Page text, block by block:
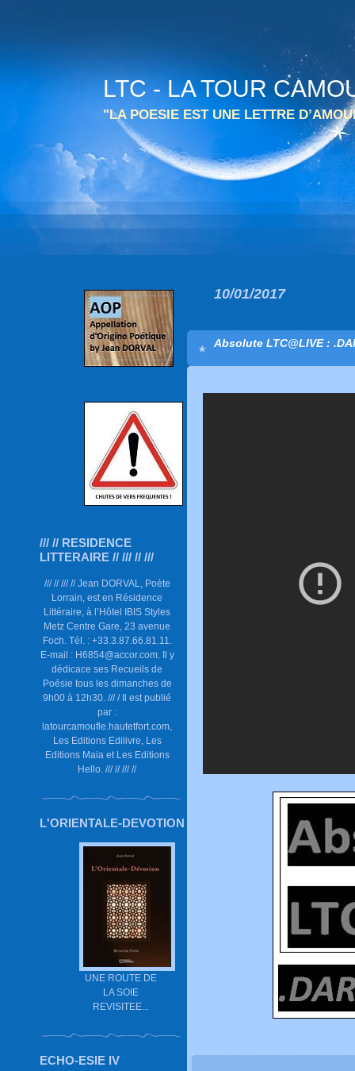
LTC - LA TOUR
"LA POESIE EST UNE LETTRE
/// // RESIDENCE
LITTERAIRE // /// // ///
/// // /// // Jean DORVAL, Poète
Lorrain, est en Résidence
Littéraire, à l’Hôtel IBIS Styles
Metz Centre Gare, 23 avenue
Foch. Tél. : +33.3.87.66.81.11.
E-mail : H6854@accor.com. Il y
dédicace ses Recueils de
Poésie tous les dimanches de
9h00 à 12h30. /// / Il est publié
par :
latourcamoufle.hautetfort.com,
Les Editions Edilivre, Les
Editions Maia et Les Editions
Hello. /// // /// //
L'ORIENTALE-DEVOTION
UNE ROUTE DE
LA SOIE
REVISITEE...
ECHO-ESIE IV
10/01/2017
Absolute LTC@LIVE :